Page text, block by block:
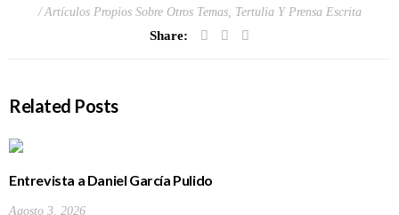
Artículos Propios Sobre Otros Temas, Tertulia Y Prensa Escrita
Share:
Related Posts
Entrevista a Daniel García Pulido
Agosto 3, 2026